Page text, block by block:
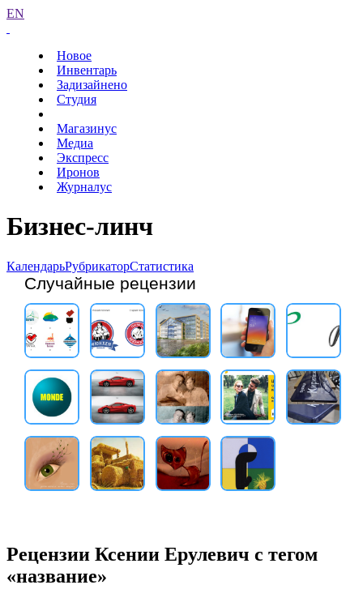
EN
Новое
Инвентарь
Задизайнено
Студия
Магазинус
Медиа
Экспресс
Иронов
Журналус
Бизнес-линч
КалендарьРубрикаторСтатистика
Случайные рецензии
Рецензии Ксении Ерулевич с тегом
«название»